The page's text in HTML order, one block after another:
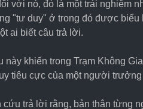
với nó, đó là một trải nghiệm
"tư duy" ở trong đó được
ai biết câu trả lời.
này khiến trong Trạm Không
tiêu cực của một người
cứu trả lời rằng, bản thân từng